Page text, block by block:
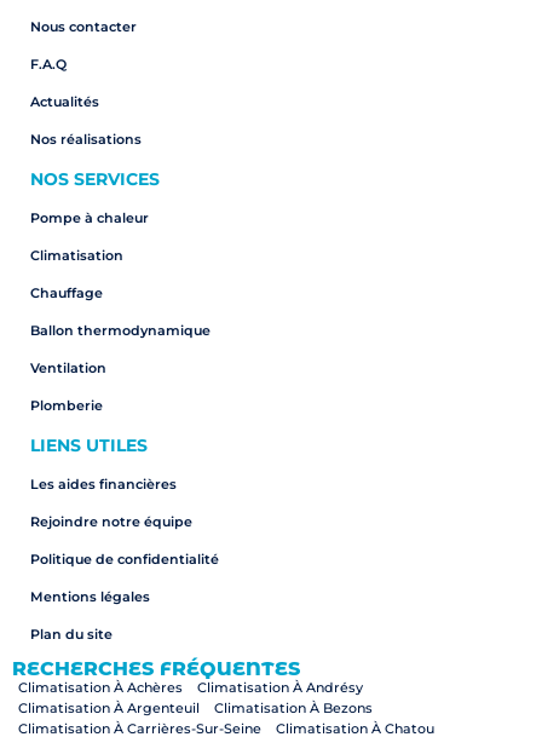
Nous contacter
F.A.Q
Actualités
Nos réalisations
NOS SERVICES
Pompe à chaleur
Climatisation
Chauffage
Ballon thermodynamique
Ventilation
Plomberie
LIENS UTILES
Les aides financières
Rejoindre notre équipe
Politique de confidentialité
Mentions légales
Plan du site
RECHERCHES FRÉQUENTES
Climatisation À Achères
Climatisation À Andrésy
Climatisation À Argenteuil
Climatisation À Bezons
Climatisation À Carrières-Sur-Seine
Climatisation À Chatou